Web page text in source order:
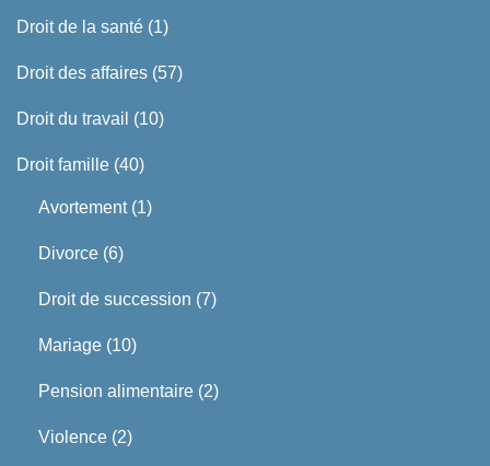
Droit de la santé (1)
Droit des affaires (57)
Droit du travail (10)
Droit famille (40)
Avortement(1)
Divorce (6)
Droit de succession (7)
Mariage (10)
Pension alimentaire (2)
Violence (2)